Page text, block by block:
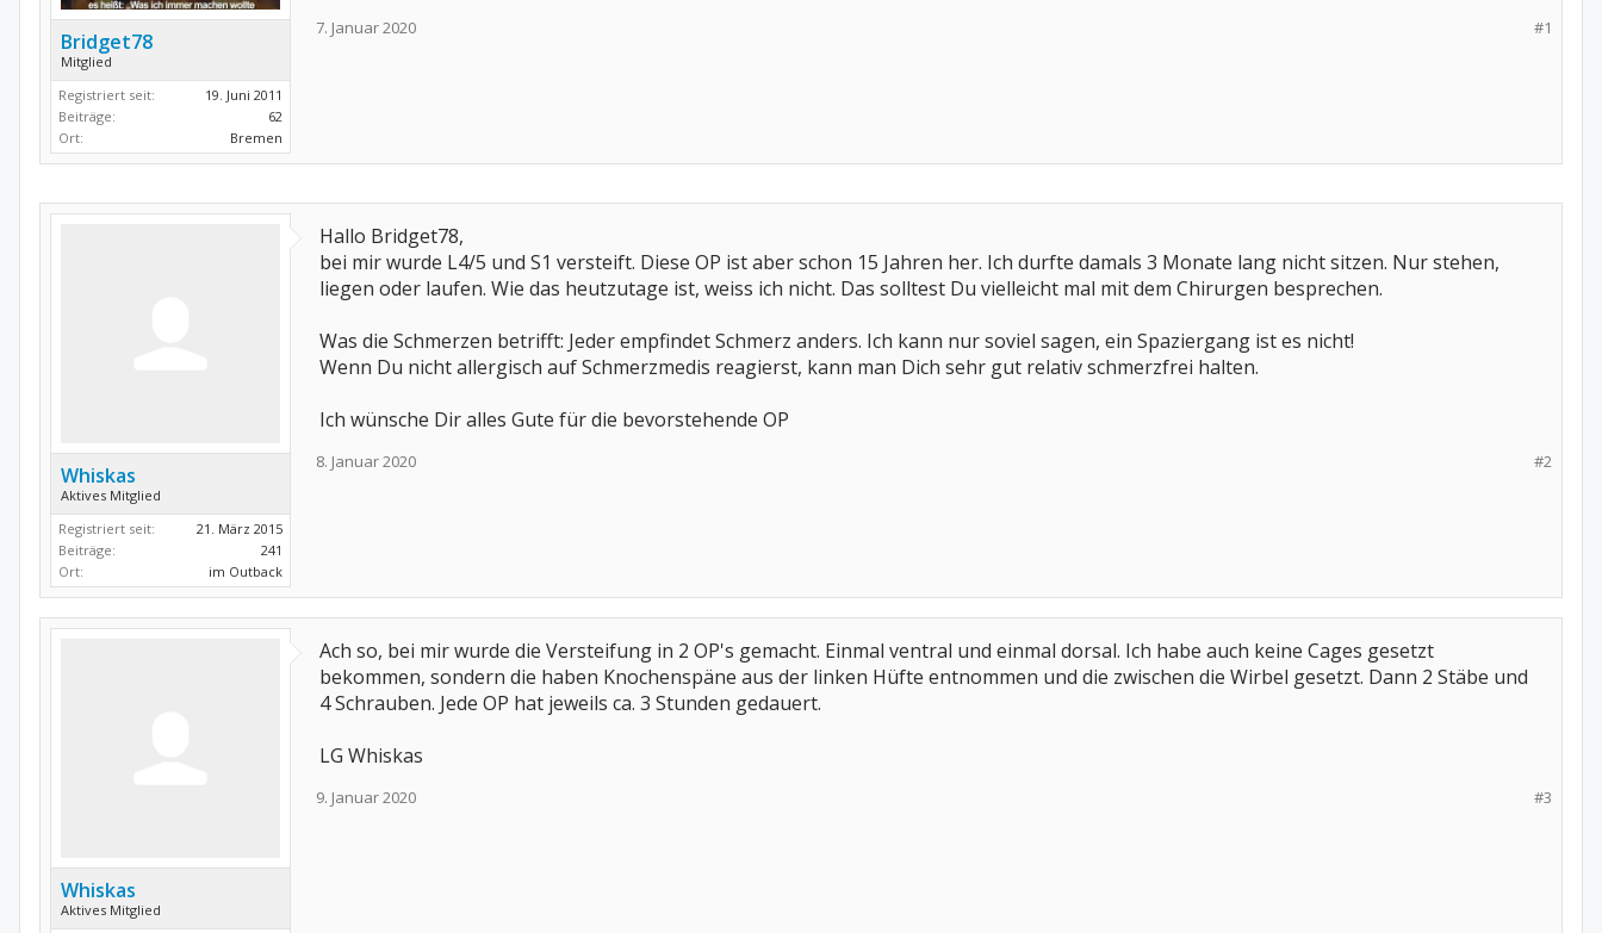
Bridget78
Mitglied
Registriert seit:
19. Juni 2011
Beiträge:
62
Ort:
Bremen
#1
7. Januar 2020
Whiskas
Aktives Mitglied
Registriert seit:
21. März 2015
Beiträge:
241
Ort:
im Outback
Hallo Bridget78,
bei mir wurde L4/5 und S1 versteift. Diese OP ist aber schon 15 Jahren her. Ich durfte damals 3 Monate lang nicht sitzen. Nur stehen,
liegen oder laufen. Wie das heutzutage ist, weiss ich nicht. Das solltest Du vielleicht mal mit dem Chirurgen besprechen.
Was die Schmerzen betrifft: Jeder empfindet Schmerz anders. Ich kann nur soviel sagen, ein Spaziergang ist es nicht!
Wenn Du nicht allergisch auf Schmerzmedis reagierst, kann man Dich sehr gut relativ schmerzfrei halten.
Ich wünsche Dir alles Gute für die bevorstehende OP
#2
8. Januar 2020
Whiskas
Aktives Mitglied
Ach so, bei mir wurde die Versteifung in 2 OP's gemacht. Einmal ventral und einmal dorsal. Ich habe auch keine Cages gesetzt
bekommen, sondern die haben Knochenspäne aus der linken Hüfte entnommen und die zwischen die Wirbel gesetzt. Dann 2 Stäbe und
4 Schrauben. Jede OP hat jeweils ca. 3 Stunden gedauert.
LG Whiskas
#3
9. Januar 2020